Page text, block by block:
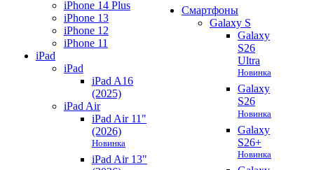
iPhone 14 Plus
iPhone 13
iPhone 12
iPhone 11
iPad
iPad
iPad A16
(2025)
iPad Air
iPad Air 11"
(2026)
Новинка
iPad Air 13"
Смартфоны
Galaxy S
Galaxy
S26
Ultra
Новинка
Galaxy
S26
Новинка
Galaxy
S26+
Новинка